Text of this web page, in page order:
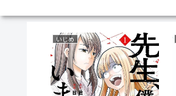
乗り物(車両)